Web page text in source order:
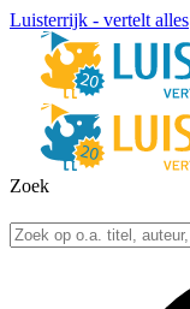
Luisterrijk - vertelt alles
Zoek